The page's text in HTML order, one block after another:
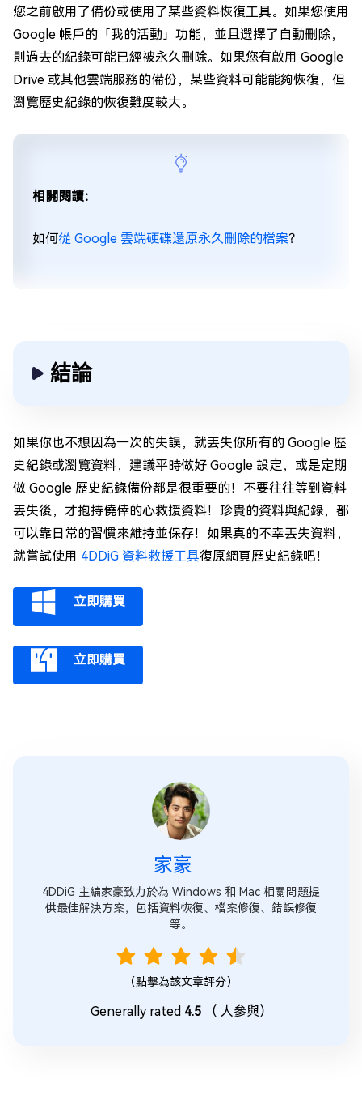
您之前啟用了備份或使用了某些資料恢復工具。如果您使用
Google 帳戶的「我的活動」功能，並且選擇了自動刪除，
則過去的紀錄可能已經被永久刪除。如果您有啟用 Google
Drive 或其他雲端服務的備份，某些資料可能能夠恢復，但
瀏覽歷史紀錄的恢復難度較大。
相關閱讀：
如何從 Google 雲端硬碟還原永久刪除的檔案？
結論
如果你也不想因為一次的失誤，就丟失你所有的 Google 歷
史紀錄或瀏覽資料，建議平時做好 Google 設定，或是定期
做 Google 歷史紀錄備份都是很重要的！不要往往等到資料
丟失後，才抱持僥倖的心救援資料！珍貴的資料與紀錄，都
可以靠日常的習慣來維持並保存！如果真的不幸丟失資料，
就嘗試使用 4DDiG 資料救援工具復原網頁歷史紀錄吧！
立即購買
立即購買
家豪
4DDiG 主編家豪致力於為 Windows 和 Mac 相關問題提
供最佳解決方案，包括資料恢復、檔案修復、錯誤修復
等。
（點擊為該文章評分）
Generally rated 4.5（ 人參與）